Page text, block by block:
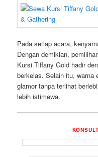
Pada setiap acara,
Dengan demikian,
Kursi Tiffany Gold hadir
berkelas. Selain itu, warna
glamor tanpa terlihat
lebih istimewa.